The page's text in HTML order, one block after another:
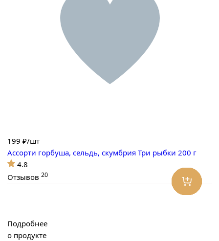
199 ₽/шт
Ассорти горбуша, сельдь, скумбрия Три рыбки 200 г
4.8
Отзывов 20
Подробнее
о продукте